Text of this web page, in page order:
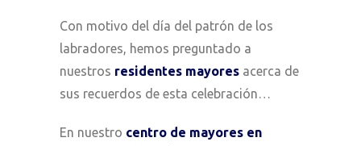
Con motivo del día del patrón de los
labradores, hemos preguntado a
nuestros residentes mayores acerca de
sus recuerdos de esta celebración…
En nuestro centro de mayores en